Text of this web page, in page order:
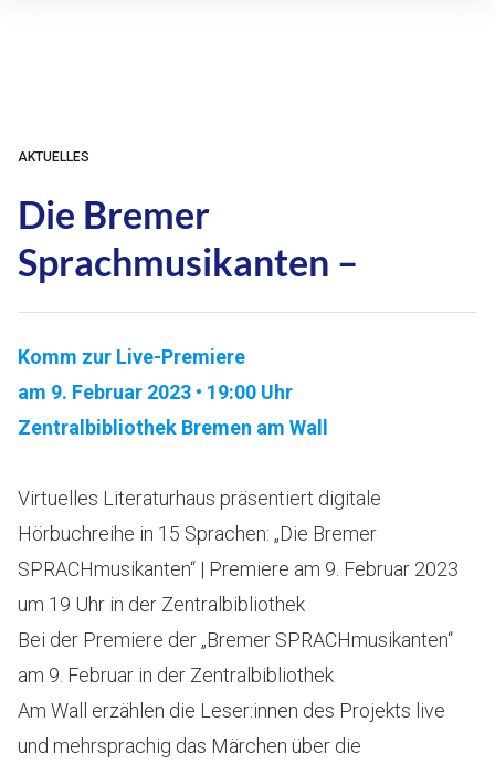
AKTUELLES
Die Bremer
Sprachmusikanten –
Komm zur Live-Premiere
am 9. Februar 2023 • 19:00 Uhr
Zentralbibliothek Bremen am Wall
Virtuelles Literaturhaus präsentiert digitale
Hörbuchreihe in 15 Sprachen: „Die Bremer
SPRACHmusikanten“ | Premiere am 9. Februar 2023
um 19 Uhr in der Zentralbibliothek
Bei der Premiere der „Bremer SPRACHmusikanten“
am 9. Februar in der Zentralbibliothek
Am Wall erzählen die Leser:innen des Projekts live
und mehrsprachig das Märchen über die